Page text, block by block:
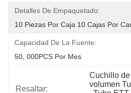
Detalles De Empaquetado:
10 Piezas Por Caja 10 Cajas Por
Capacidad De La Fuente:
50, 000PCS Por Mes
Resaltar:
Cuchillo
volumen